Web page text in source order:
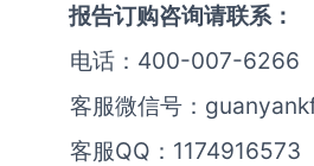
报告订购咨询请联系：
电话：400-007-6266
客服微信号：
客服QQ：1174916573